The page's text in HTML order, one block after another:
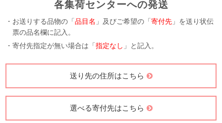
各集荷センターへの発送
・お送りする品物の「品目名 」及びご希望の「寄付先 」を送り状伝
票の品名欄に記入。
・寄付先指定が無い場合は「指定なし 」と記入。
送り先の住所はこちら
選べる寄付先はこちら